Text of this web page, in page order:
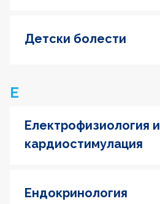
Детски болести
Е
Електрофизиология и
кардиостимулация
Ендокринология